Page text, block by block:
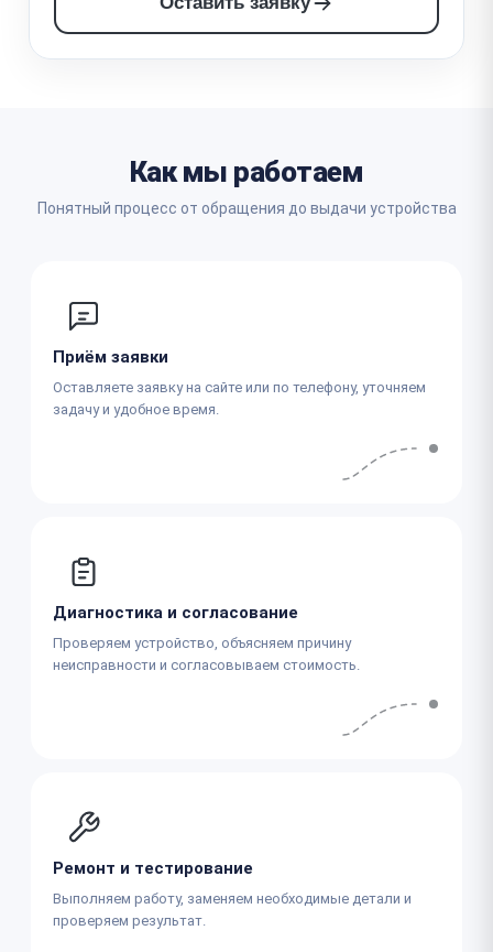
Как мы работаем
Понятный процесс от обращения до выдачи устройства
Приём заявки
Оставляете заявку на сайте или по телефону, уточняем
задачу и удобное время.
Диагностика и согласование
Проверяем устройство, объясняем причину
неисправности и согласовываем стоимость.
Ремонт и тестирование
Выполняем работу, заменяем необходимые детали и
проверяем результат.